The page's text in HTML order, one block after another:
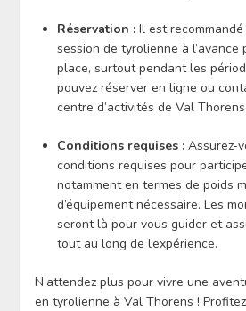
Réservation :Il est
session de tyrolienne à
place, surtout pendant les
pouvez réserver en ligne ou
centre d’activités de Val Thorens.
Conditions requises :Assurez-
conditions requises pour
notamment en termes de poids
d’équipement nécessaire. Les
seront là pour vous guider et
tout au long de l’expérience.
N’attendez plus pour vivre une
en tyrolienne à Val Thorens !